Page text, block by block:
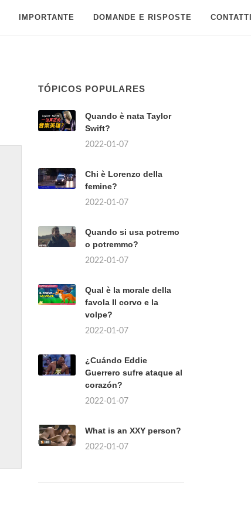
IMPORTANTE DOMANDE E RISPOSTE
TÓPICOS POPULARES
Quando è nata Taylor
Swift?
2022-01-07
Chi è Lorenzo della
femine?
2022-01-07
Quando si usa potremo
o potremmo?
2022-01-07
Qual è la morale della
favola Il corvo e la
volpe?
2022-01-07
¿Cuándo Eddie
Guerrero sufre ataque al
corazón?
2022-01-07
What is an XXY person?
2022-01-07